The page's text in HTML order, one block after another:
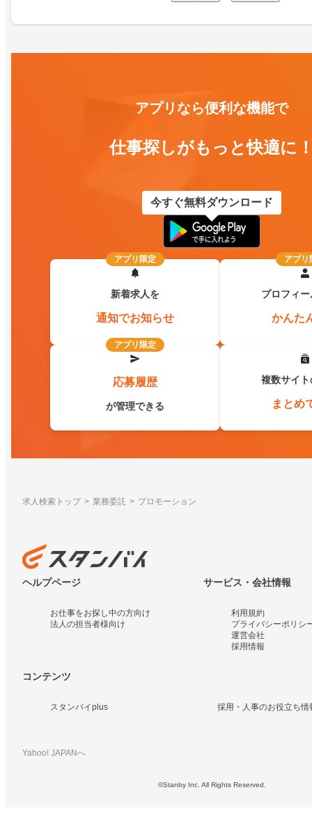
アプリなら便利な機能で
仕事探しがもっと快適に
今すぐ無料ダウンロード
アプリ限定
新着求人を
通知でお知らせ
アプリ
プロフィ
かんた
アプリ限定
応募履歴
が管理できる
複数サイ
まとめ
求人検索トップ 業務委託 プロモーション
ヘルプページ
お仕事をお探し中の方向け
法人の担当者様向け
サービス・会社情報
利用規約
プライバシーポリシ
運営会社
採用情報
コンテンツ
スタンバイplus 採用・人事のお役立ち情
Yahoo! JAPANへ
©Stanby Inc. All Rights Reserved.